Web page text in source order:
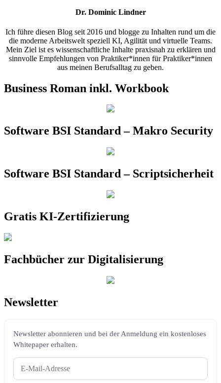
Dr. Dominic Lindner
Ich führe diesen Blog seit 2016 und blogge zu Inhalten rund um die
die moderne Arbeitswelt speziell KI, Agilität und virtuelle Teams.
Mein Ziel ist es wissenschaftliche Inhalte praxisnah zu erklären und
sinnvolle Empfehlungen von Praktiker*innen für Praktiker*innen
aus meinen Berufsalltag zu geben.
Business Roman inkl. Workbook
Software BSI Standard – Makro Security
Software BSI Standard – Scriptsicherheit
Gratis KI-Zertifizierung
Fachbücher zur Digitalisierung
Newsletter
Newsletter abonnieren und bei der Anmeldung ein kostenloses
Whitepaper erhalten.